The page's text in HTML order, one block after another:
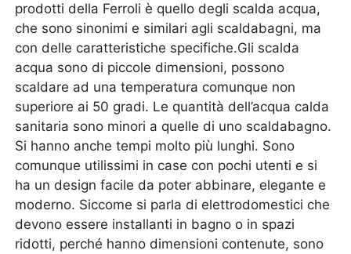
prodotti della Ferroli è quello degli scalda acqua,
che sono sinonimi e similari agli scaldabagni, ma
con delle caratteristiche specifiche.Gli scalda
acqua sono di piccole dimensioni, possono
scaldare ad una temperatura comunque non
superiore ai 50 gradi. Le quantità dell’acqua calda
sanitaria sono minori a quelle di uno scaldabagno.
Si hanno anche tempi molto più lunghi. Sono
comunque utilissimi in case con pochi utenti e si
ha un design facile da poter abbinare, elegante e
moderno. Siccome si parla di elettrodomestici che
devono essere installanti in bagno o in spazi
ridotti, perché hanno dimensioni contenute, sono